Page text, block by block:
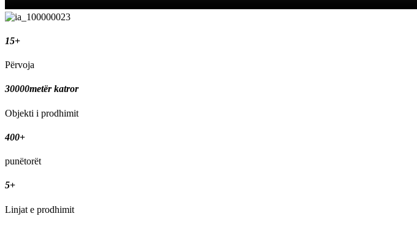
15+
Përvoja
30000metër katror
Objekti i prodhimit
400+
punëtorët
5+
Linjat e prodhimit